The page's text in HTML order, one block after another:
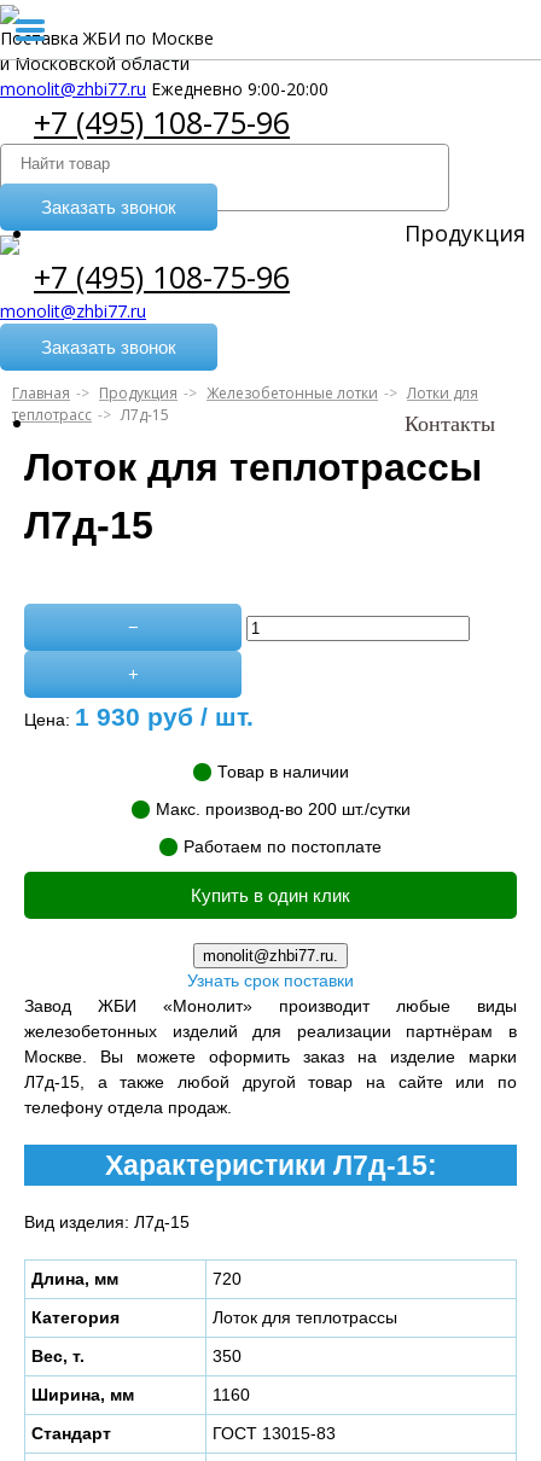
Продукция
Контакты
Поставка ЖБИ по Москве
и Московской области
monolit@zhbi77.ru Ежедневно 9:00-20:00
+7 (495) 108-75-96
Заказать звонок
+7 (495) 108-75-96
monolit@zhbi77.ru
Заказать звонок
Главная Продукция Железобетонные лотки
Лотки для
теплотрасс
Л7д-15
Лоток для теплотрассы
Л7д-15
−
+
Цена: 1 930 руб / шт.
Товар в наличии
Макс. производ-во 200 шт./сутки
Работаем по постоплате
Купить в один клик
monolit@zhbi77.ru.
Узнать срок поставки
Завод ЖБИ «Монолит» производит любые виды
железобетонных изделий для реализации партнёрам в
Москве. Вы можете оформить заказ на изделие марки
Л7д-15, а также любой другой товар на сайте или по
телефону отдела продаж.
Характеристики Л7д-15:
Вид изделия: Л7д-15
Длина, мм
720
Категория
Лоток для теплотрассы
Вес, т.
350
Ширина, мм
1160
Стандарт
ГОСТ 13015-83